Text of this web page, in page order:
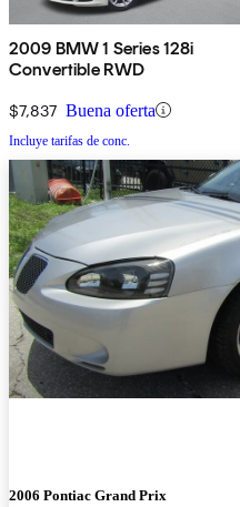
2009 BMW 1 Series 128i
Convertible RWD
$7,837 Buena oferta
Incluye tarifas de conc.
2006 Pontiac Grand Prix